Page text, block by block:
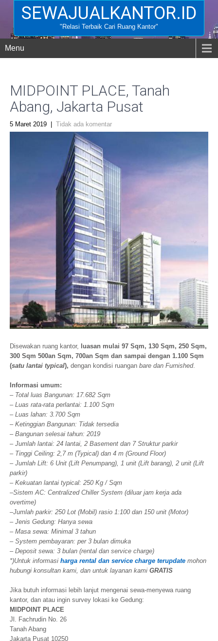
SEWAJUALKANTOR.ID
"Relasi Terbaik Cari Ruang Kantor"
Menu
MIDPOINT PLACE, Tanah
Abang, Jakarta Pusat
5 Maret 2019 Tidak ada komentar
Disewakan ruang kantor,
luasan mulai 97 Sqm, 130 Sqm, 250 Sqm,
300 Sqm 500an Sqm, 700an Sqm dan sampai dengan 1.100 Sqm
(satu lantai typical), dengan kondisi ruangan bare dan Furnished.
Informasi umum:
– Total luas Bangunan: 17.682 Sqm
– Luas rata-rata perlantai: 1.100 Sqm
– Luas lahan: 3.700 Sqm
– Ketinggian Bangunan: Tidak tersedia
– Bangunan selesai tahun: 2019
– Jumlah lantai: 24 lantai, 2 Basement dan 7 Struktur parkir
– Tinggi Ceiling: 2,7 m (Typical) dan 4 m (Ground Floor)
– Jumlah Lift: 6 Unit (Lift Penumpang), 1 unit (Lift barang), 2 unit (Lift
parkir)
– Kekuatan lantai typical: 250 Kg / Sqm
–Sistem AC: Centralized Chiller System (diluar jam kerja ada
overtime)
–Jumlah parkir: 250 Lot (Mobil) rasio 1:100 dan 150 unit (Motor)
– Jenis Gedung: Hanya sewa
– Masa sewa: Minimal 3 tahun
– System pembayaran: per 3 bulan dimuka
– Deposit sewa: 3 bulan (rental dan service charge)
*)Untuk informasi harga rental dan service charge terupdate mohon
hubungi konsultan kami, dan untuk layanan kami GRATIS
Jika butuh informasi lebih lanjut mengenai sewa-menyewa ruang
kantor, dan atau ingin survey lokasi ke Gedung:
MIDPOINT PLACE
Jl. Fachrudin No. 26
Tanah Abang
Jakarta Pusat 10250